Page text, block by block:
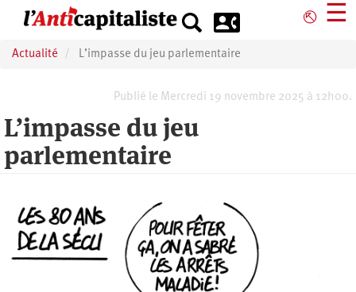
principal
⎋ ☰
Actualité L’impasse du jeu parlementaire
Publié le Mercredi 19 novembre 2025 à 12h00.
L’impasse du jeu
parlementaire